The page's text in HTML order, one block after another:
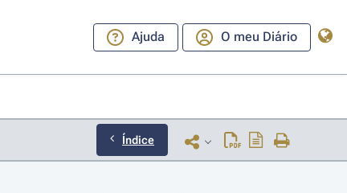
Ajuda O meu Diário
Índice